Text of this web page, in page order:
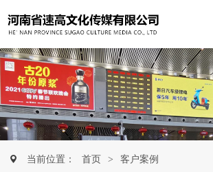
当前位置： 首页 > 客户案例